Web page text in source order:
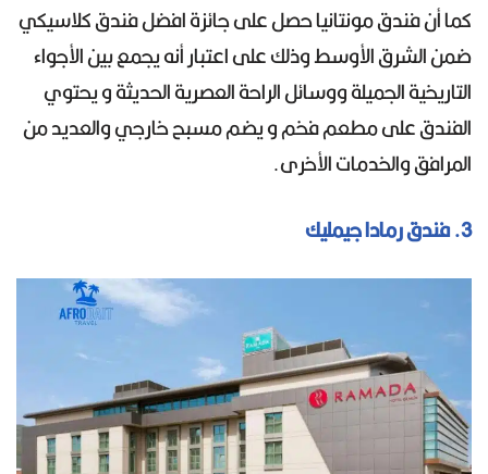
كما أن فندق مونتانيا حصل على جائزة افضل فندق كلاسيكي
ضمن الشرق الأوسط وذلك على اعتبار أنه يجمع بين الأجواء
التاريخية الجميلة ووسائل الراحة العصرية الحديثة و يحتوي
الفندق على مطعم فخم و يضم مسبح خارجي والعديد من
المرافق والخدمات الأخرى.
3. فندق رمادا جيمليك